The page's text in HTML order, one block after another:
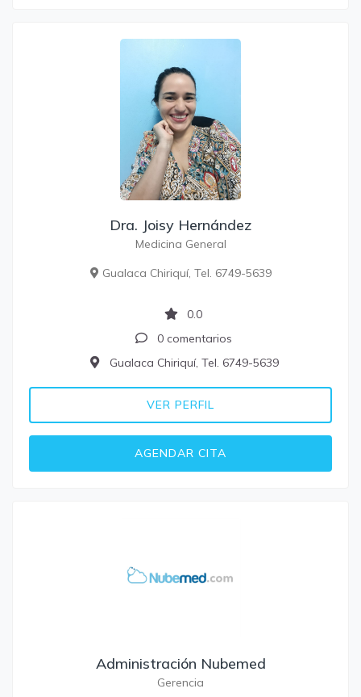
Dra. Joisy Hernández
Medicina General
Gualaca Chiriquí, Tel. 6749-5639
0.0
0 comentarios
Gualaca Chiriquí, Tel. 6749-5639
VER PERFIL
AGENDAR CITA
Administración Nubemed
Gerencia